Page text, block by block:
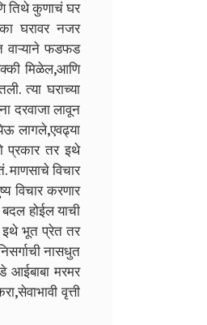
तिथे कुणाचं घर
घरावर नजर
वाऱ्याने फडफड
मिळेल,आणि
त्या घराच्या
दरवाजा लावून
लागले,एवढ्या
प्रकार तर इथे
माणसाचे विचार
विचार करणार
होईल याची
इथे भूत प्रेत तर
नासधुत
आईबाबा मरमर
वृत्ती